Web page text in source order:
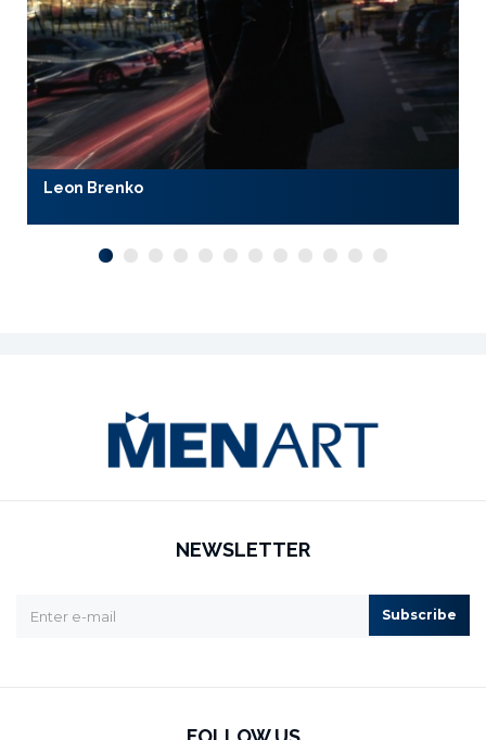
Leon Brenko
NEWSLETTER
Subscribe